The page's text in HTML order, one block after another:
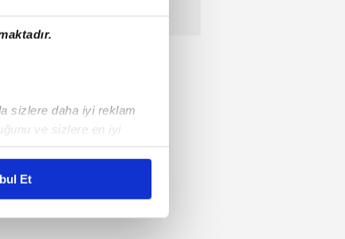
sizlere daha iyi reklam
ve sizlere en iyi
karşılamak
Et